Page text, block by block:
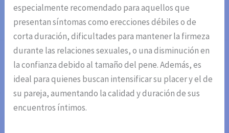
especialmente recomendado para aquellos que
presentan síntomas como erecciones débiles o de
corta duración, dificultades para mantener la firmeza
durante las relaciones sexuales, o una disminución en
la confianza debido al tamaño del pene. Además, es
ideal para quienes buscan intensificar su placer y el de
su pareja, aumentando la calidad y duración de sus
encuentros íntimos.